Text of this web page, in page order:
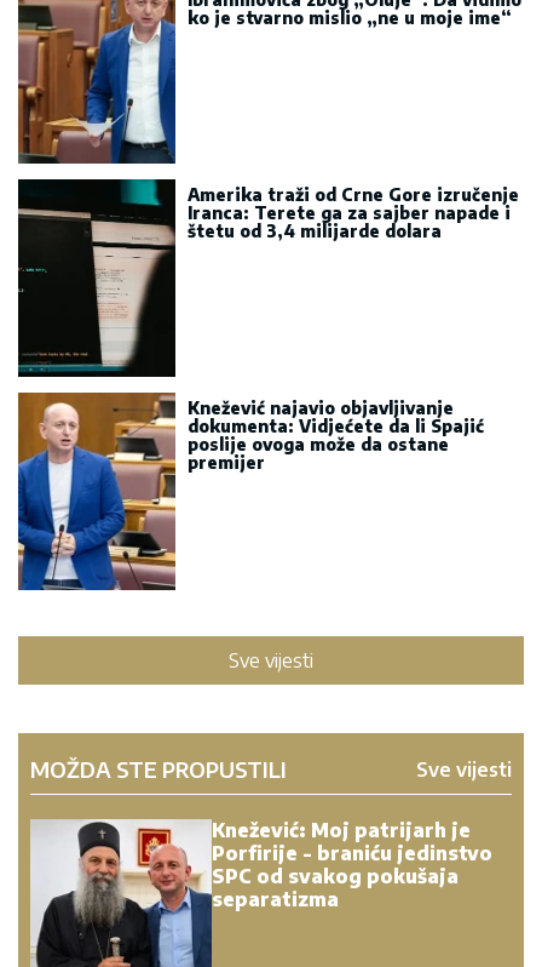
ko je stvarno mislio „ne u moje ime“
Amerika traži od Crne Gore izručenje
Iranca: Terete ga za sajber napade i
štetu od 3,4 milijarde dolara
Knežević najavio objavljivanje
dokumenta: Vidjećete da li Spajić
poslije ovoga može da ostane
premijer
Sve vijesti
MOŽDA STE PROPUSTILI Sve vijesti
Knežević: Moj patrijarh je
Porfirije - braniću jedinstvo
SPC od svakog pokušaja
separatizma